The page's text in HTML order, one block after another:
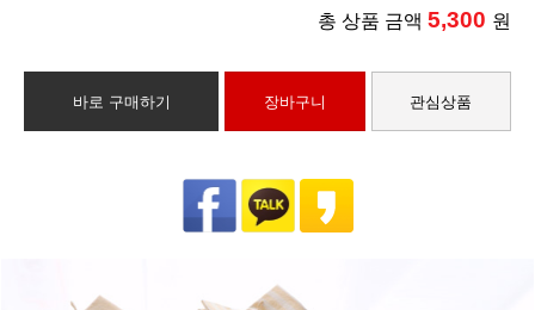
총 상품 금액 5,300 원
바로 구매하기 장바구니 관심상품